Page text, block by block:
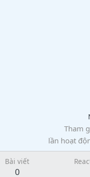
Tham
lần hoạt
Bài viết
0